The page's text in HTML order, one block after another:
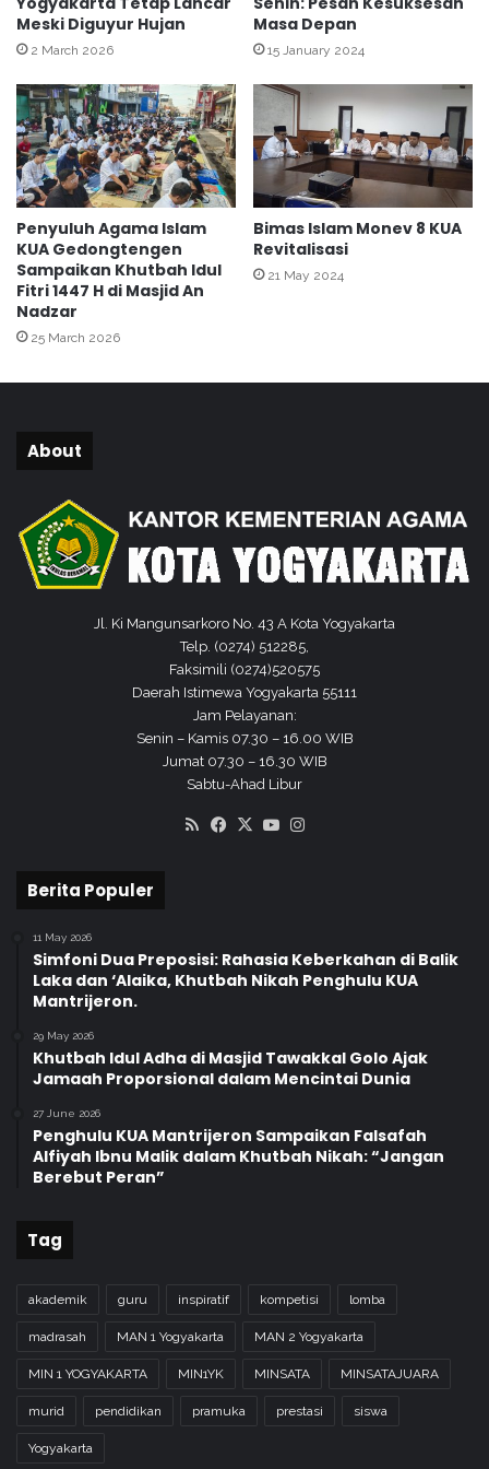
i
L
n
j
u
t
k
e
J
e
p
a
n
g
t
a
S
e
k
o
l
a
h
Meski Diguyur Hujan
2 March 2026
Masa Depan
15 January 2024
Penyuluh Agama Islam
KUA Gedongtengen
Sampaikan Khutbah Idul
Fitri 1447 H di Masjid An
Nadzar
25 March 2026
Bimas Islam Monev 8 KUA
Revitalisasi
21 May 2024
About
Jl. Ki Mangunsarkoro No. 43 A Kota Yogyakarta
Telp. (0274) 512285,
Faksimili (0274)520575
Daerah Istimewa Yogyakarta 55111
Jam Pelayanan:
Senin – Kamis 07.30 – 16.00 WIB
Jumat 07.30 – 16.30 WIB
Sabtu-Ahad Libur
RSS Facebook
X YouTube
Berita Populer
11 May 2026
Simfoni Dua Preposisi: Rahasia Keberkahan di Balik
Laka dan ‘Alaika, Khutbah Nikah Penghulu KUA
Mantrijeron.
29 May 2026
Khutbah Idul Adha di Masjid Tawakkal Golo Ajak
Jamaah Proporsional dalam Mencintai Dunia
27 June 2026
Penghulu KUA Mantrijeron Sampaikan Falsafah
Alfiyah Ibnu Malik dalam Khutbah Nikah: “Jangan
Berebut Peran”
Tag
akademik guru inspiratif kompetisi lomba
madrasah MAN 1 Yogyakarta MAN 2 Yogyakarta
MIN 1 YOGYAKARTA MIN1YK MINSATA MINSATAJUARA
murid pendidikan pramuka prestasi siswa
Yogyakarta